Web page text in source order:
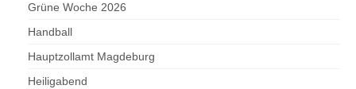
Grüne Woche 2026
Handball
Hauptzollamt Magdeburg
Heiligabend